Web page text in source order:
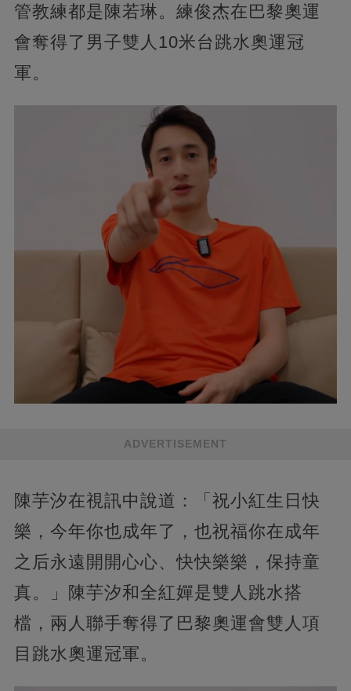
管教練都是陳若琳。練俊杰在巴黎奧運
會奪得了男子雙人10米台跳水奧運冠
軍。
ADVERTISEMENT
陳芋汐在視訊中說道：「祝小紅生日快
樂，今年你也成年了，也祝福你在成年
之后永遠開開心心、快快樂樂，保持童
真。」陳芋汐和全紅嬋是雙人跳水搭
檔，兩人聯手奪得了巴黎奧運會雙人項
目跳水奧運冠軍。